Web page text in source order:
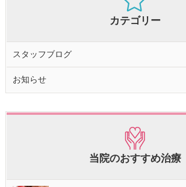
カテゴリー
スタッフブログ
お知らせ
当院のおすすめ治療